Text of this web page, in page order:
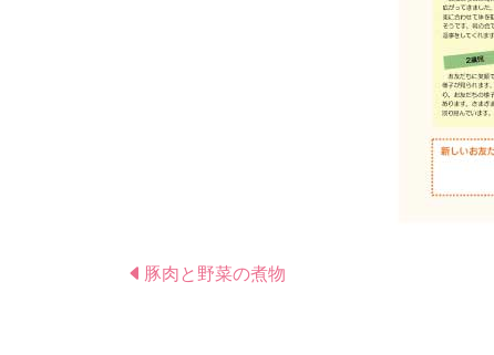
豚肉と野菜の煮物